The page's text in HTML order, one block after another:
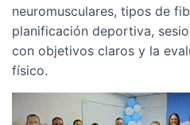
neuromusculares, tipos de
planificación deportiva,
con objetivos claros y la
físico.